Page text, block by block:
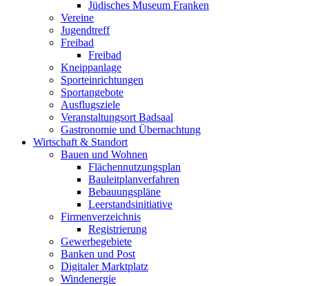
Jüdisches Museum Franken
Vereine
Jugendtreff
Freibad
Freibad
Kneippanlage
Sporteinrichtungen
Sportangebote
Ausflugsziele
Veranstaltungsort Badsaal
Gastronomie und Übernachtung
Wirtschaft & Standort
Bauen und Wohnen
Flächennutzungsplan
Bauleitplanverfahren
Bebauungspläne
Leerstandsinitiative
Firmenverzeichnis
Registrierung
Gewerbegebiete
Banken und Post
Digitaler Marktplatz
Windenergie